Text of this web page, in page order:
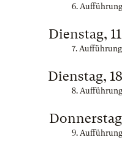
6.
Dienstag,
7.
Dienstag,
8.
9.